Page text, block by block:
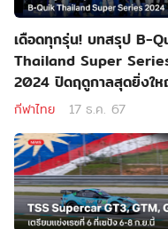
เดือดทุกรุ่น! บทสรุป B-
Thailand Super
2024 ปิดฤดูกาลสุดยิ่งใ
กีฬาไทย 17 ธ.ค. 67